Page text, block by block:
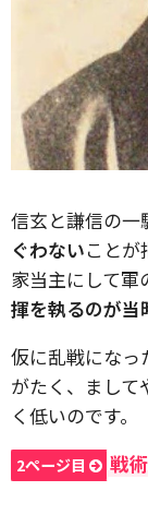
信玄と謙信の一
ぐわないこと
家当主にして軍
揮を執るのが当
仮に乱戦になっ
がたく、まし
く低いのです。
2ページ目 戦